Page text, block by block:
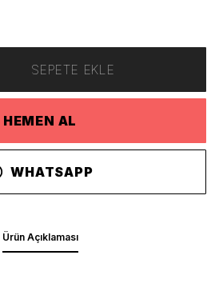
SEPETE EKLE
HEMEN AL
WHATSAPP
Ürün Açıklaması